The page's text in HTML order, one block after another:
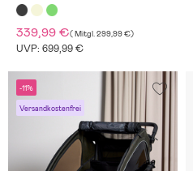
339,99 €(Mitgl.299,99 €)
UVP: 699,99 €
-11%
Versandkostenfrei